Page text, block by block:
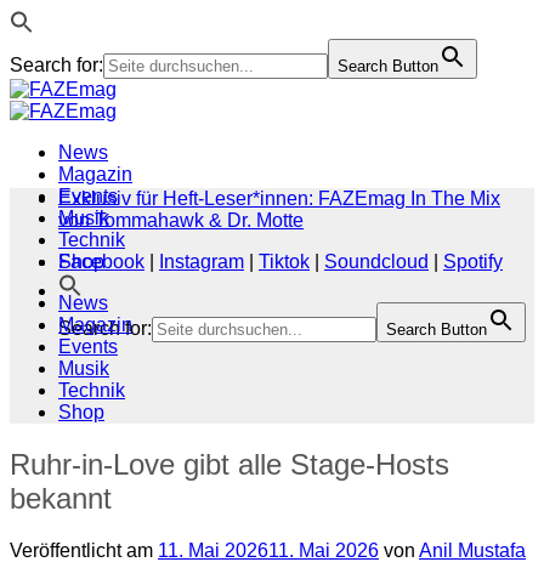
Search for: Search Button
Zum
Inhalt
News
Magazin
Events
Musik
Technik
Shop
Search for: Search Button
Exklusiv für Heft-Leser*innen: FAZEmag In The Mix
von Tommahawk & Dr. Motte
Facebook
Instagram Tiktok Soundcloud
Spotify
News
Magazin
Events
Musik
Technik
Shop
Ruhr-in-Love gibt alle Stage-Hosts
bekannt
Veröffentlicht am 11. Mai 202611. Mai 2026 von Anil Mustafa